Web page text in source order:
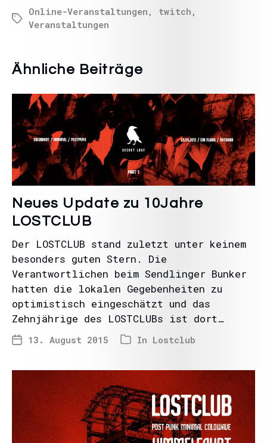
Online-Veranstaltungen , twitch ,
Veranstaltungen
Ähnliche Beiträge
Neues Update zu 10Jahre
LOSTCLUB
Der LOSTCLUB stand zuletzt unter keinem
besonders guten Stern. Die
Verantwortlichen beim Sendlinger Bunker
hatten die lokalen Gegebenheiten zu
optimistisch eingeschätzt und das
Zehnjährige des LOSTCLUBs ist dort…
13. August 2015 In Lostclub